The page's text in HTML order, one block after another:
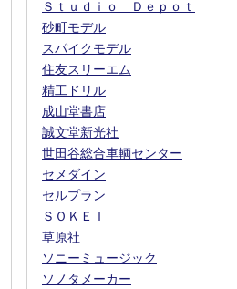
Ｓｔｕｄｉｏ Ｄｅｐｏｔ
砂町モデル
スパイクモデル
住友スリーエム
精工ドリル
成山堂書店
誠文堂新光社
世田谷総合車輌センター
セメダイン
セルプラン
ＳＯＫＥＩ
草原社
ソニーミュージック
ソノタメーカー